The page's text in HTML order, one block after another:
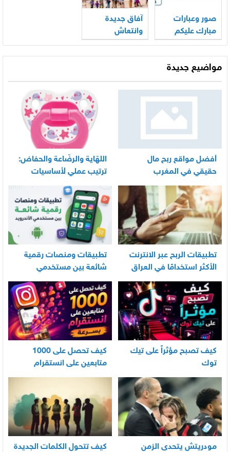
صور وعبارات
مبارك عليكم
شهر رمضان
جديدة 2026
آفاق جديدة
وانتعاش
للسياحة
المصرية
مواضيع جديدة
أفضل مواقع ربح مال
حقيقي في المغرب
اللهّاية والرضّاعة والحفاض:
ترتيب عملي لأساسيات
العناية اليومية بالرضيع
تطبيقات الربح عبر الانترنت
الأكثر استخدامًا في العراق
تطبيقات ومنصات رقمية
شائعة بين مستخدمي
الأندرويد
كيف تصبح مؤثراً على تيك
توك
كيف تحصل على 1000
متابعين على انستقرام
بسرعة
مودريتش يتحدى الزمن كيف تتحول الكلمات الجديدة